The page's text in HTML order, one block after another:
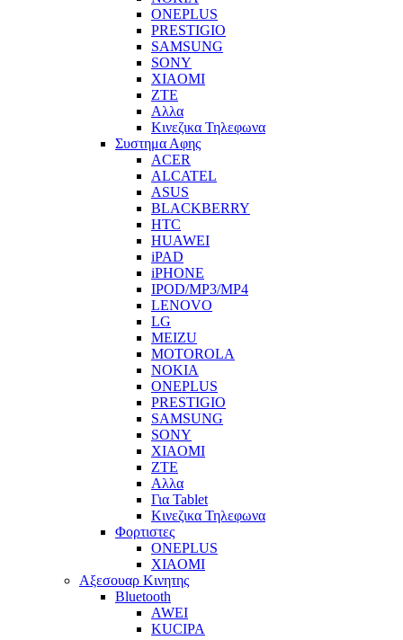
ONEPLUS
PRESTIGIO
SAMSUNG
SONY
XIAOMI
ZTE
Αλλα
Κινεζικα Τηλεφωνα
Συστημα Αφης
ACER
ALCATEL
ASUS
BLACKBERRY
HTC
HUAWEI
iPAD
iPHONE
IPOD/MP3/MP4
LENOVO
LG
MEIZU
MOTOROLA
NOKIA
ONEPLUS
PRESTIGIO
SAMSUNG
SONY
XIAOMI
ZTE
Αλλα
Για Tablet
Κινεζικα Τηλεφωνα
Φορτιστες
ONEPLUS
XIAOMI
Αξεσουαρ Κινητης
Bluetooth
AWEI
KUCIPA